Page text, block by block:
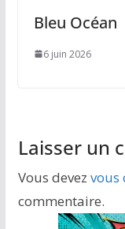
Bleu Océan
6 juin 2026
Laisser un
Vous devez vous
commentaire.